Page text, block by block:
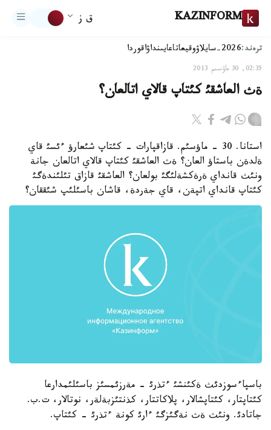
KAZINFORM ق ز
ترەند:2026-سايلاۋ وقيعاتاعايىنداۋاقوردا
02:35, 30 ماۋسىم 2013
ةث العاشقئ كئتاپ قالاي اتالعان؟
استانا. 30 - ماؤسئم. قازاقپارات - كئتاپ شئعارؤ ءئسئ قاي
ةلدةن باستاؤ العان؟ ةث العاشقئ كئتاپ قالاي اتالعان جانة
ونئث قانداي ةرةكشةلئگئ بولعان؟ العاشقئ قازاق تئلئندةگئ
كئتاپ قانداي اتپةن، قاي جةردة، قاشان باسئلئپ شئققان؟
باسپاءسوزدئث ةكئنشئ ءتذرئ - مةرزئمسئز باسئلئمدارعا
كئتاپتار، كئتاپشالار، پلاكاتتار، كذنتئزبةلةر، نوتالار، ت.ب.
جاتادئ. ونئث ةث نةگئزگئ ءارئ كونة ءتذرئ - كئتاپ.